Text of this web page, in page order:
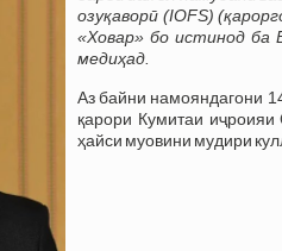
озуқаворӣ (IOFS)
«Ховар» бо истинод ба
медиҳад.
Аз байни намояндагони
қарори Кумитаи
ҳайси муовини мудири